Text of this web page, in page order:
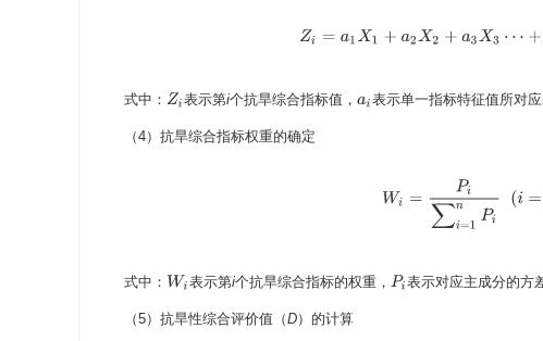
Z =a1X1 +a 2X2+a 3X 3 ⋯
式中： Zi 表示第i个抗旱综合指标值，ai 表示单一指标特征值所对
（4）抗旱综合指标权重的确定
=Pi P i
式中： Wi 表示第i个抗旱综合指标的权重， Pi 表示对应主成分的方
（5）抗旱性综合评价值（D）的计算